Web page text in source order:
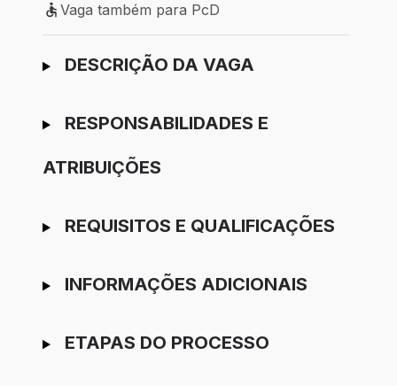
Vaga também para PcD
Vaga também para PcD
Ir para candidatura
DESCRIÇÃO DA VAGA
RESPONSABILIDADES E
ATRIBUIÇÕES
REQUISITOS E QUALIFICAÇÕES
INFORMAÇÕES ADICIONAIS
ETAPAS DO PROCESSO